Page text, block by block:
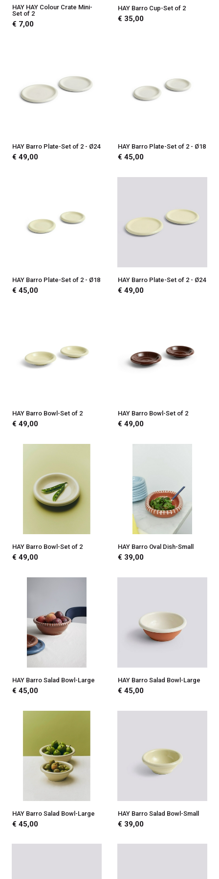
HAY HAY Colour Crate Mini-
Set of 2
€ 7,00
HAY Barro Cup-Set of 2
€ 35,00
HAY Barro Plate-Set of 2 - Ø24
€ 49,00
HAY Barro Plate-Set of 2 - Ø18
€ 45,00
HAY Barro Plate-Set of 2 - Ø18
€ 45,00
HAY Barro Plate-Set of 2 - Ø24
€ 49,00
HAY Barro Bowl-Set of 2
€ 49,00
HAY Barro Bowl-Set of 2
€ 49,00
HAY Barro Bowl-Set of 2
€ 49,00
HAY Barro Oval Dish-Small
€ 39,00
HAY Barro Salad Bowl-Large
€ 45,00
HAY Barro Salad Bowl-Large
€ 45,00
HAY Barro Salad Bowl-Large
€ 45,00
HAY Barro Salad Bowl-Small
€ 39,00